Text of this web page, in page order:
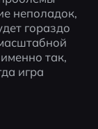
неполадок,
гораздо
так,
игра